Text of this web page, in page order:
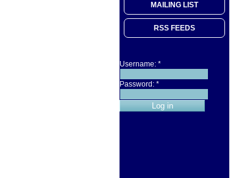
MAILING LIST
RSS FEEDS
Username: *
Password: *